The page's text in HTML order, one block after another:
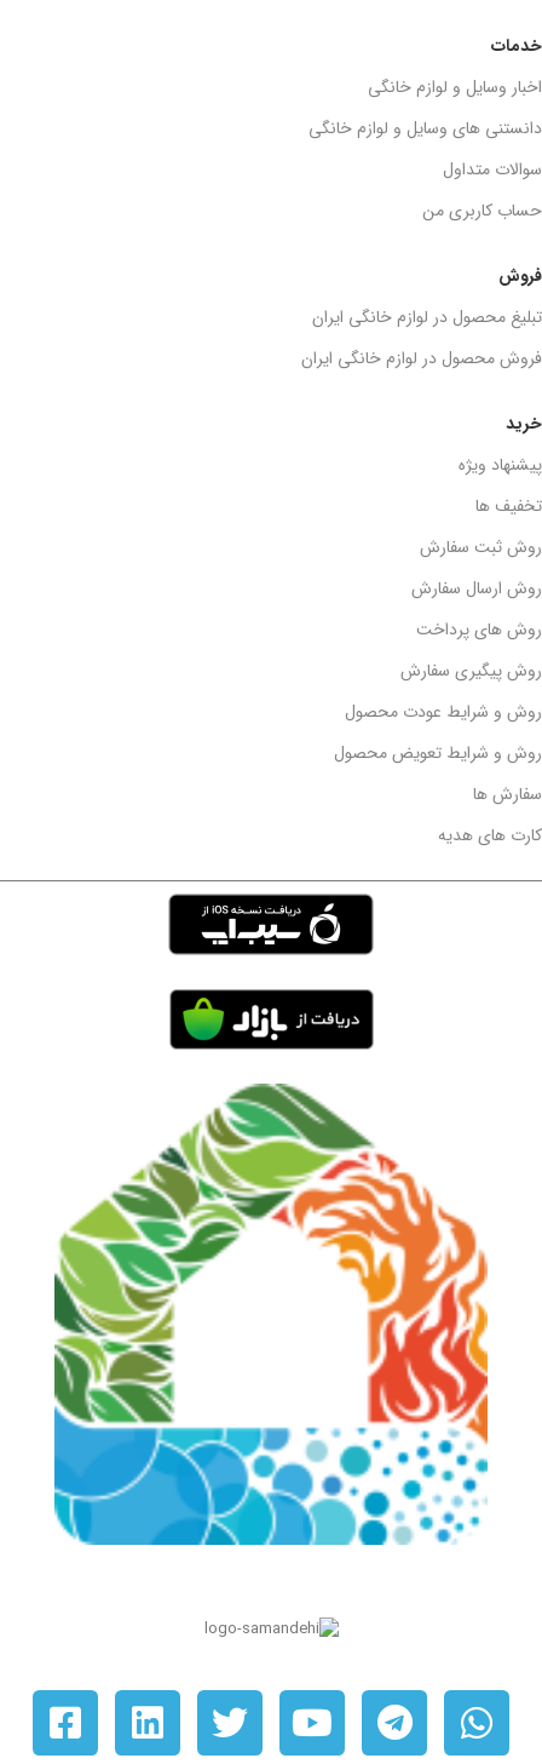
خرید
پیشنهاد ویژه
تخفیف ها
روش ثبت سفارش
روش ارسال سفارش
روش های پرداخت
روش پیگیری سفارش
روش و شرایط عودت محصول
روش و شرایط تعویض محصول
سفارش ها
کارت های هدیه
فروش
تبلیغ محصول در لوازم خانگی ایران
فروش محصول در لوازم خانگی ایران
خدمات
اخبار وسایل و لوازم خانگی
دانستنی های وسایل و لوازم خانگی
سوالات متداول
حساب کاربری من